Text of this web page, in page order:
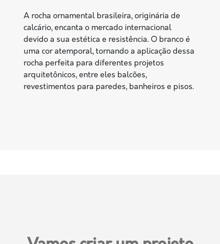
A rocha ornamental brasileira, originária de
calcário, encanta o mercado internacional
devido a sua estética e resistência. O branco é
uma cor atemporal, tornando a aplicação dessa
rocha perfeita para diferentes projetos
arquitetônicos, entre eles balcões,
revestimentos para paredes, banheiros e pisos.